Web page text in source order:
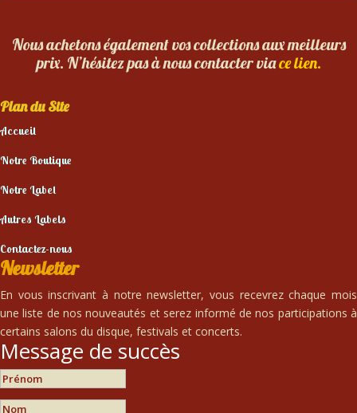
Nous achetons également vos collections aux meilleurs
prix. N’hésitez pas à nous contacter viace lien.
Plan du Site
Accueil
Notre Boutique
Notre Label
Autres Labels
Contactez-nous
Newsletter
En vous inscrivant à notre newsletter, vous recevrez chaque mois
une liste de nos nouveautés et serez informé de nos participations à
certains salons du disque, festivals et concerts.
Message de succès